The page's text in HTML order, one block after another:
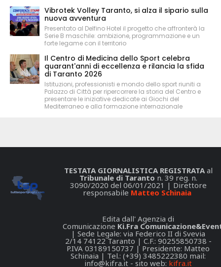
Vibrotek Volley Taranto, si alza il sipario sulla
nuova avventura
Presentato al Delfino Hotel il progetto che affronterà la
Serie B maschile: ambizione, programmazione e un
forte legame con il territorio
Il Centro di Medicina dello Sport celebra
quarant'anni di eccellenza e rilancia la sfida
di Taranto 2026
Istituzioni, professionisti e mondo dello sport riuniti a
Palazzo di Città per ripercorrere la storia del Centro e
presentare le iniziative dedicate ai Giochi del
Mediterraneo e alla formazione internazionale
TESTATA GIORNALISTICA REGISTRATAal
Tribunale di Taranto n. 39 reg. n.
3090/2020 del 06/01/2021 | Direttore
responsabile Matteo Schinaia
Edita dall' Agenzia di
Comunicazione Ki.Fra
| Sede Legale: via Federico II di Svevia
2/14 74122 Taranto | C.F.: 90255850738 -
P.IVA 03189150737 | Presidente: Matteo
Schinaia | Tel.: (+39) 3485222380 mail:
info@kifra.it - sito web: kifra.it